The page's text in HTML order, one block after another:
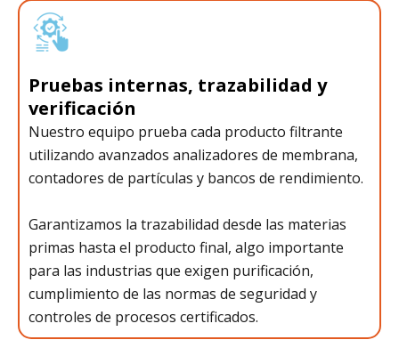
Pruebas internas, trazabilidad y
verificación
Nuestro equipo prueba cada producto filtrante
utilizando avanzados analizadores de membrana,
contadores de partículas y bancos de rendimiento.
Garantizamos la trazabilidad desde las materias
primas hasta el producto final, algo importante
para las industrias que exigen purificación,
cumplimiento de las normas de seguridad y
controles de procesos certificados.